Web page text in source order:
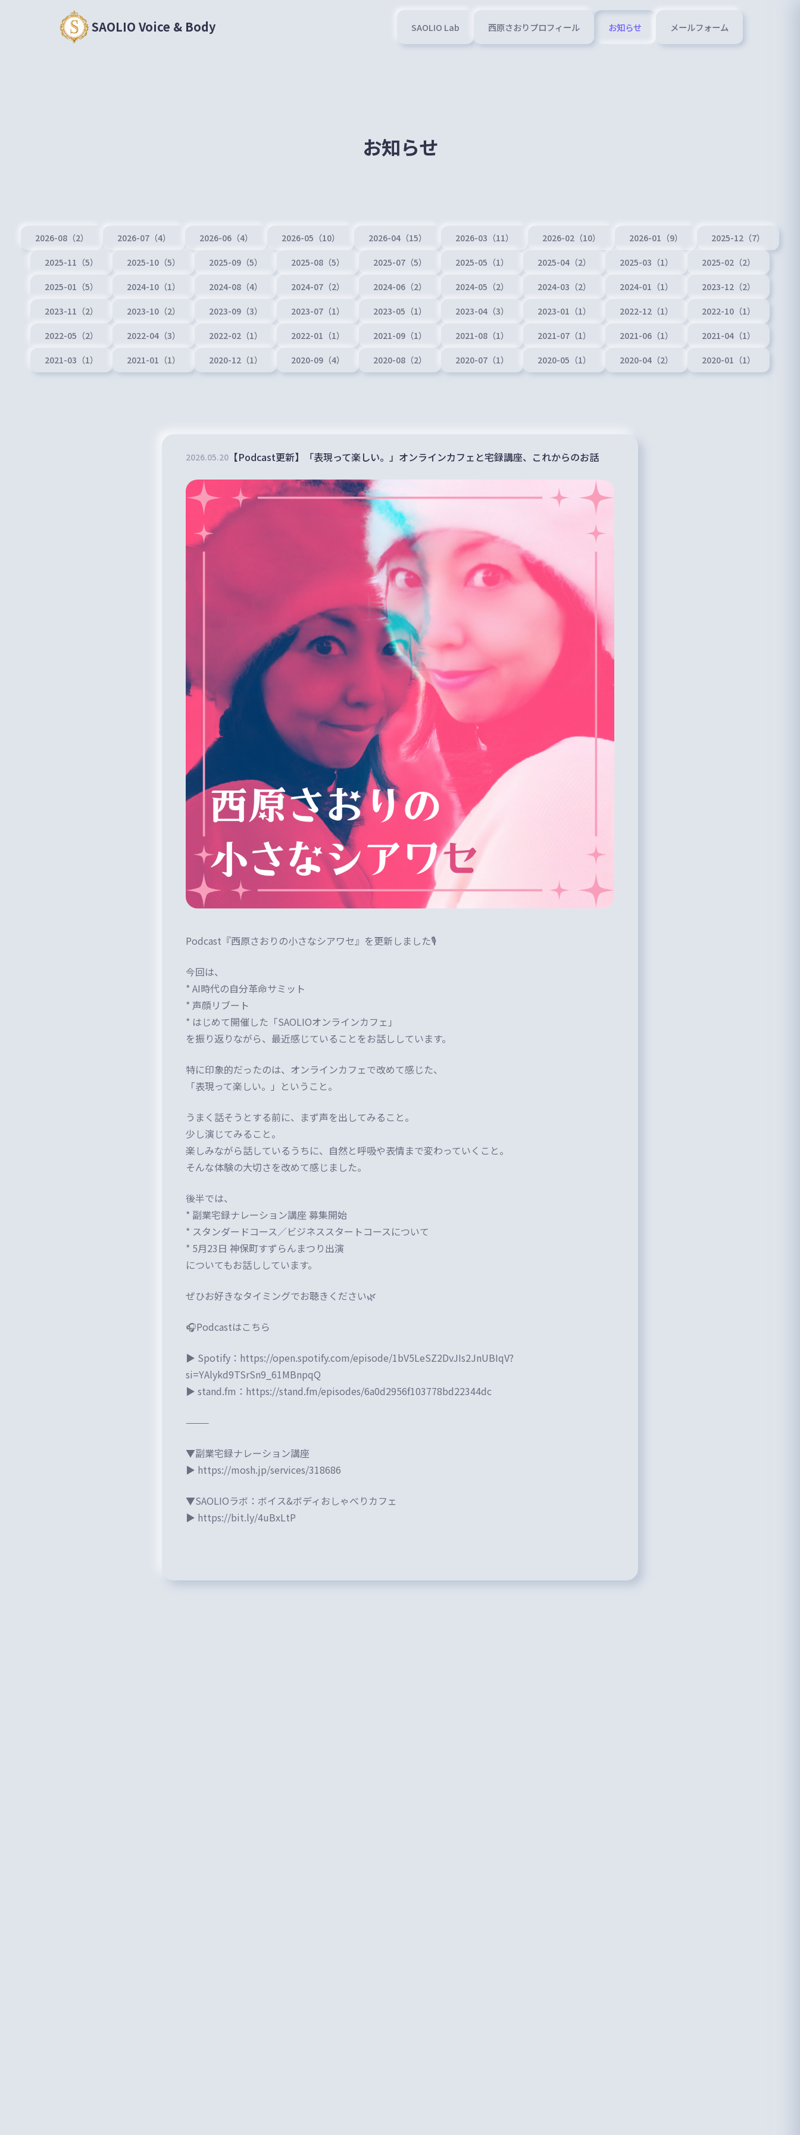
SAOLIO Voice & Body SAOLIO Lab 西原さおりプロフィール お知らせ メールフォーム
お知らせ
2026-08（2） 2026-07（4） 2026-06（4） 2026-05（10） 2026-04（15） 2026-03（11） 2026-02（10） 2026-01（9） 2025-12（7）
2025-11（5） 2025-10（5） 2025-09（5） 2025-08（5） 2025-07（5） 2025-05（1） 2025-04（2） 2025-03（1） 2025-02（2）
2025-01（5） 2024-10（1） 2024-08（4） 2024-07（2） 2024-06（2） 2024-05（2） 2024-03（2） 2024-01（1） 2023-12（2）
2023-11（2） 2023-10（2） 2023-09（3） 2023-07（1） 2023-05（1） 2023-04（3） 2023-01（1） 2022-12（1） 2022-10（1）
2022-05（2） 2022-04（3） 2022-02（1） 2022-01（1） 2021-09（1） 2021-08（1） 2021-07（1） 2021-06（1） 2021-04（1）
2021-03（1） 2021-01（1） 2020-12（1） 2020-09（4） 2020-08（2） 2020-07（1） 2020-05（1） 2020-04（2） 2020-01（1）
2026.05.20 【Podcast更新】「表現って楽しい。」オンラインカフェと宅録講座、これからのお話
Podcast『西原さおりの小さなシアワセ』を更新しました🎙
今回は、
* AI時代の自分革命サミット
* 声顔リブート
* はじめて開催した「SAOLIOオンラインカフェ」
を振り返りながら、最近感じていることをお話ししています。
特に印象的だったのは、オンラインカフェで改めて感じた、
「表現って楽しい。」 ということ。
うまく話そうとする前に、まず声を出してみること。
少し演じてみること。
楽しみながら話しているうちに、自然と呼吸や表情まで変わっていくこと。
そんな体験の大切さを改めて感じました。
後半では、
* 副業宅録ナレーション講座 募集開始
* スタンダードコース／ビジネススタートコースについて
* 5月23日 神保町すずらんまつり出演
についてもお話ししています。
ぜひお好きなタイミングでお聴きください🌿
🎧Podcastはこちら
▶ Spotify： https://open.spotify.com/episode/1bV5LeSZ2DvJIs2JnUBIqV?
si=YAlykd9TSrSn9_61MBnpqQ
▶ stand.fm： https://stand.fm/episodes/6a0d2956f103778bd22344dc
⸻
▼副業宅録ナレーション講座
▶ https://mosh.jp/services/318686
▼SAOLIOラボ：ボイス&ボディおしゃべりカフェ
▶ https://bit.ly/4uBxLtP